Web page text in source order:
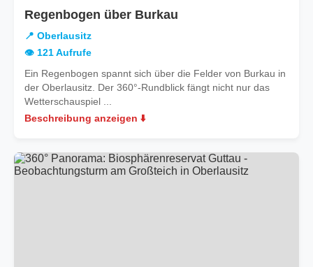
Regenbogen über Burkau
📍 Oberlausitz
👁️ 121 Aufrufe
Ein Regenbogen spannt sich über die Felder von Burkau in
der Oberlausitz. Der 360°-Rundblick fängt nicht nur das
Wetterschauspiel ...
Beschreibung anzeigen ⬇️